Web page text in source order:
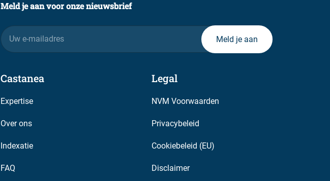
Meld je aan voor onze nieuwsbrief
E-
mailadres
Castanea
Expertise
Over ons
Indexatie
FAQ
Legal
NVM Voorwaarden
Privacybeleid
Cookiebeleid (EU)
Disclaimer